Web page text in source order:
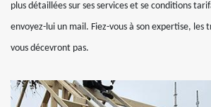
plus détaillées sur ses services et se conditions
envoyez-lui un mail. Fiez-vous à son expertise, les
vous décevront pas.